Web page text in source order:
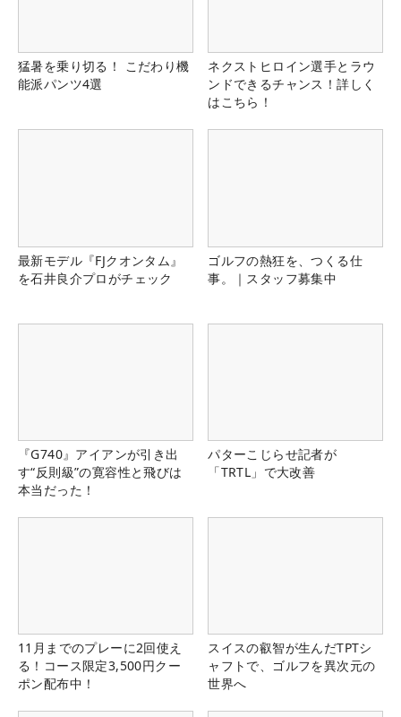
猛暑を乗り切る！ こだわり機
能派パンツ4選
ネクストヒロイン選手とラウ
ンドできるチャンス！詳しく
はこちら！
最新モデル『FJクオンタム』
を石井良介プロがチェック
ゴルフの熱狂を、つくる仕
事。｜スタッフ募集中
『G740』アイアンが引き出
す“反則級”の寛容性と飛びは
本当だった！
パターこじらせ記者が
「TRTL」で大改善
11月までのプレーに2回使え
る！コース限定3,500円クー
ポン配布中！
スイスの叡智が生んだTPTシ
ャフトで、ゴルフを異次元の
世界へ